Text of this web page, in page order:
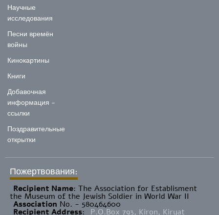
Научные
исследования
Песни времён
войны
Кинокартины
Книги
Добавочная
информация -
ссылки
Поздравительные
открытки
Пожертвования:
Recipient Name​: The Association for Establisment
the Museum of the Jewish Soldier in World War II
Association No. - 580464600
Recipient Address: P.O.Box 793, Kiron, Kiryat